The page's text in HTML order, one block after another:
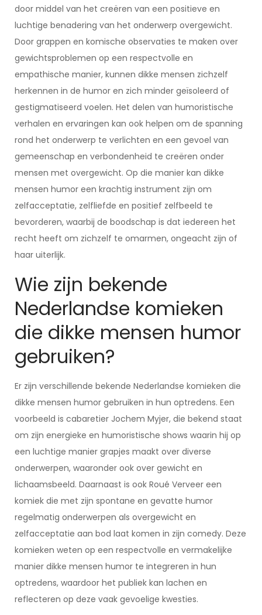
door middel van het creëren van een positieve en
luchtige benadering van het onderwerp overgewicht.
Door grappen en komische observaties te maken over
gewichtsproblemen op een respectvolle en
empathische manier, kunnen dikke mensen zichzelf
herkennen in de humor en zich minder geïsoleerd of
gestigmatiseerd voelen. Het delen van humoristische
verhalen en ervaringen kan ook helpen om de spanning
rond het onderwerp te verlichten en een gevoel van
gemeenschap en verbondenheid te creëren onder
mensen met overgewicht. Op die manier kan dikke
mensen humor een krachtig instrument zijn om
zelfacceptatie, zelfliefde en positief zelfbeeld te
bevorderen, waarbij de boodschap is dat iedereen het
recht heeft om zichzelf te omarmen, ongeacht zijn of
haar uiterlijk.
Wie zijn bekende
Nederlandse komieken
die dikke mensen humor
gebruiken?
Er zijn verschillende bekende Nederlandse komieken die
dikke mensen humor gebruiken in hun optredens. Een
voorbeeld is cabaretier Jochem Myjer, die bekend staat
om zijn energieke en humoristische shows waarin hij op
een luchtige manier grapjes maakt over diverse
onderwerpen, waaronder ook over gewicht en
lichaamsbeeld. Daarnaast is ook Roué Verveer een
komiek die met zijn spontane en gevatte humor
regelmatig onderwerpen als overgewicht en
zelfacceptatie aan bod laat komen in zijn comedy. Deze
komieken weten op een respectvolle en vermakelijke
manier dikke mensen humor te integreren in hun
optredens, waardoor het publiek kan lachen en
reflecteren op deze vaak gevoelige kwesties.